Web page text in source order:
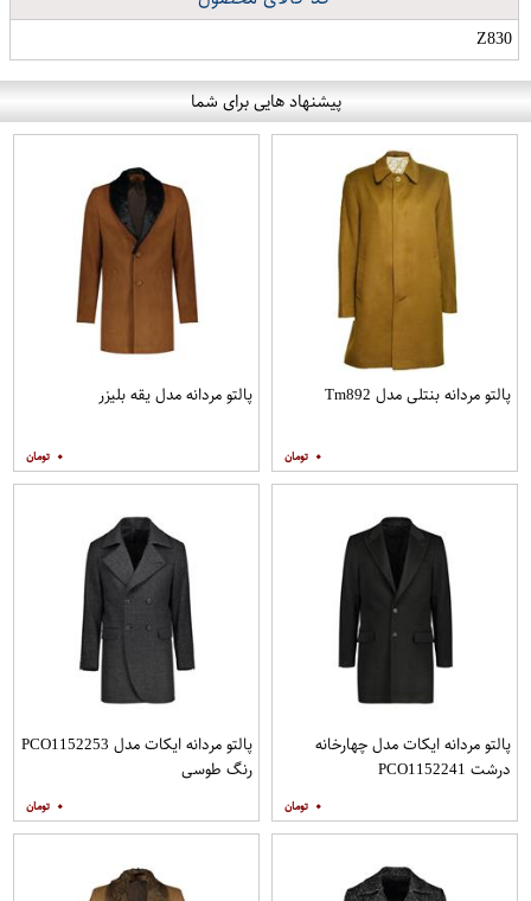
Z830
پیشنهاد هایی برای شما
پالتو مردانه بنتلی مدل Tm892
۰
پالتو مردانه مدل یقه بلیزر
۰
پالتو مردانه ایکات مدل چهارخانه
درشت PCO1152241
۰
پالتو مردانه ایکات مدل PCO1152253
رنگ طوسی
۰